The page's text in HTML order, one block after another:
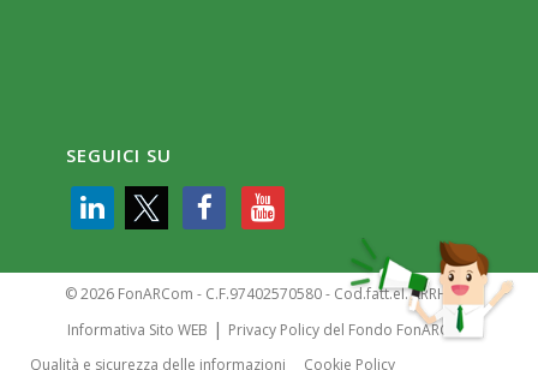
SEGUICI SU
© 2026 FonARCom - C.F.97402570580 - Cod.fatt.el. KRRH6B9
Informativa Sito WEB | Privacy Policy del Fondo FonARCom
Qualità e sicurezza delle informazioni
Cookie Policy